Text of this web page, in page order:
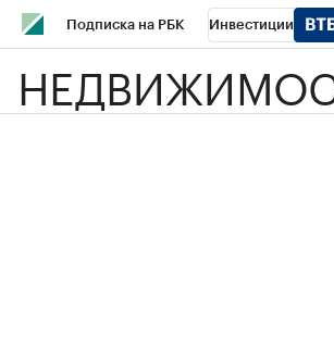
Подписка на РБК Инвестиции
Школа управления РБК РБК